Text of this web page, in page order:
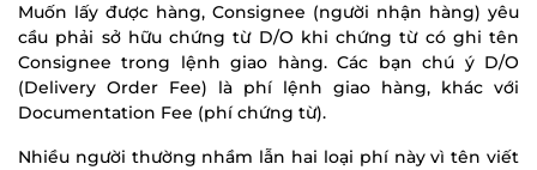
Muốn lấy được hàng, Consignee (người nhận hàng) yêu
cầu phải sở hữu chứng từ D/O khi chứng từ có ghi tên
Consignee trong lệnh giao hàng. Các bạn chú ý D/O
(Delivery Order Fee) là phí lệnh giao hàng, khác với
Documentation Fee (phí chứng từ).
Nhiều người thường nhầm lẫn hai loại phí này vì tên viết